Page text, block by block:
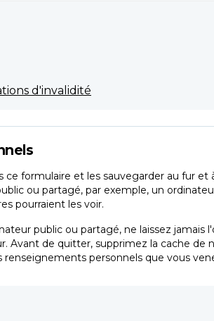
d'invalidité
formulaire et les sauvegarder au fur et
ou partagé, par exemple, un
pourraient les voir.
public ou partagé, ne laissez jamais
Avant de quitter, supprimez la cache
personnels que vous